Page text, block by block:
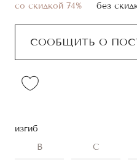
изгиб
B
C
со скидкой 74% без
СООБЩИТЬ О